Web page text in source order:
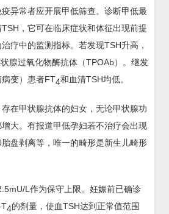
异常者应开展甲低筛查。诊断甲低最
，它可在临床症状和体征出现前提
疗中的监测指标。若发现TSH升高，
腺过氧化物酶抗体（TPOAb）。继发
变）患者FT4和血清TSH均低。
在甲状腺抗体的妇女，无论甲状腺功
大。有报道甲低孕妇若不治疗会出现
盘剥离等，唯一的畸形是新生儿畸形
L作为保守上限。妊娠前已确诊
T4的剂量，使血TSH达到正常值范围